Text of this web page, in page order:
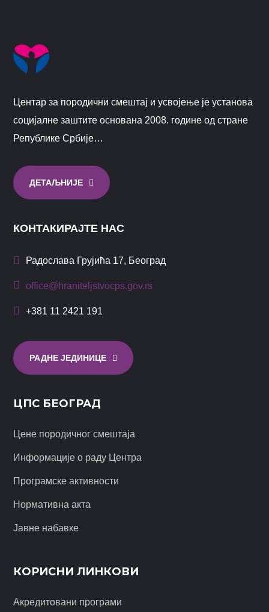
Центар за породични смештај и усвојење је установа
социјалне заштите основана 2008. године од стране
Републике Србије…
ДЕТАЉНИЈЕ
КОНТАКИРАЈТЕ НАС
Радослава Грујића 17, Београд
office@hraniteljstvocps.gov.rs
+381 11 2421 191
РАДНЕ ЈЕДИНИЦЕ
ЦПС БЕОГРАД
Цене породичног смештаја
Информације о раду Центра
Програмске активности
Нормативна акта
Јавне набавке
КОРИСНИ ЛИНКОВИ
Акредитовани програми